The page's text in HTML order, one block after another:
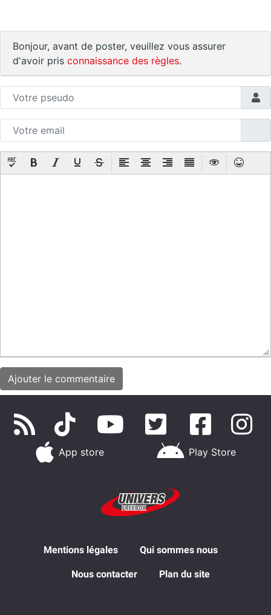
Bonjour, avant de poster, veuillez vous assurer
d'avoir pris connaissance des règles.
App store Play Store
Mentions légales Qui sommes nous
Nous contacter Plan du site